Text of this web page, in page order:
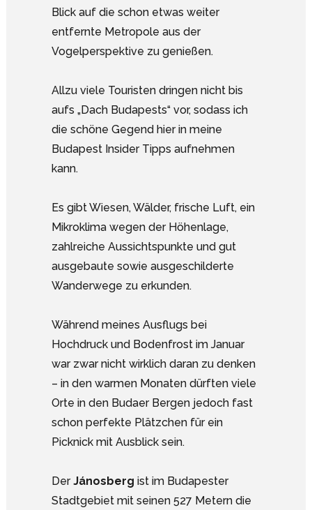
Blick auf die schon etwas weiter
entfernte Metropole aus der
Vogelperspektive zu genießen.
Allzu viele Touristen dringen nicht bis
aufs „Dach Budapests“ vor, sodass ich
die schöne Gegend hier in meine
Budapest Insider Tipps aufnehmen
kann.
Es gibt Wiesen, Wälder, frische Luft, ein
Mikroklima wegen der Höhenlage,
zahlreiche Aussichtspunkte und gut
ausgebaute sowie ausgeschilderte
Wanderwege zu erkunden.
Während meines Ausflugs bei
Hochdruck und Bodenfrost im Januar
war zwar nicht wirklich daran zu denken
– in den warmen Monaten dürften viele
Orte in den Budaer Bergen jedoch fast
schon perfekte Plätzchen für ein
Picknick mit Ausblick sein.
DerJánosberg ist im Budapester
Stadtgebiet mit seinen 527 Metern die